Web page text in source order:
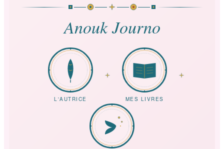
Anouk Journo
L'AUTRICE MES LIVRES